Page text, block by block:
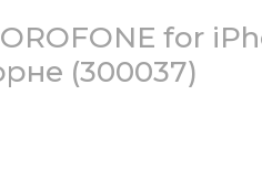
for
(300037)